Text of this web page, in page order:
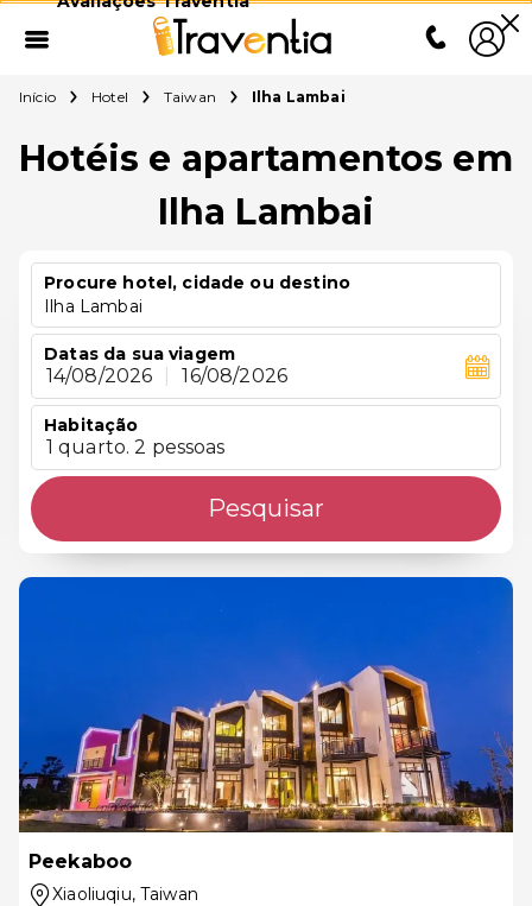
Início Hotel Taiwan Ilha Lambai
Hotéis e apartamentos em
Ilha Lambai
Procure hotel, cidade ou destino
Ilha Lambai
Datas da sua viagem
14/08/2026 16/08/2026
Habitação
1 quarto. 2 pessoas
Pesquisar
Peekaboo
Xiaoliuqiu, Taiwan